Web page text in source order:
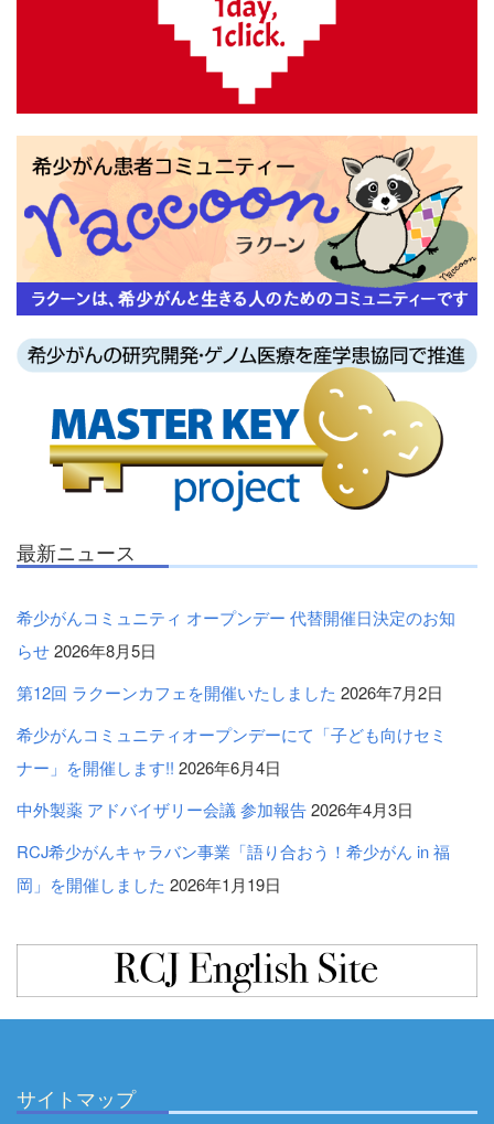
最新ニュース
希少がんコミュニティ オープンデー 代替開催日決定のお知
らせ2026年8月5日
第12回 ラクーンカフェを開催いたしました 2026年7月2日
希少がんコミュニティオープンデーにて「子ども向けセミ
ナー」を開催します!! 2026年6月4日
中外製薬 アドバイザリー会議 参加報告2026年4月3日
RCJ希少がんキャラバン事業「語り合おう！希少がん in 福
岡」を開催しました 2026年1月19日
サイトマップ